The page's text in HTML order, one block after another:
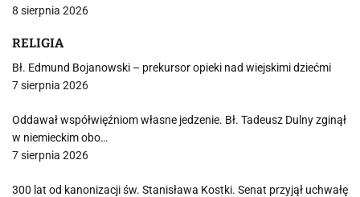
8 sierpnia 2026
RELIGIA
Bł. Edmund Bojanowski – prekursor opieki nad wiejskimi dziećmi
7 sierpnia 2026
Oddawał współwięźniom własne jedzenie. Bł. Tadeusz Dulny zginął
w niemieckim obo…
7 sierpnia 2026
300 lat od kanonizacji św. Stanisława Kostki. Senat przyjął uchwałę